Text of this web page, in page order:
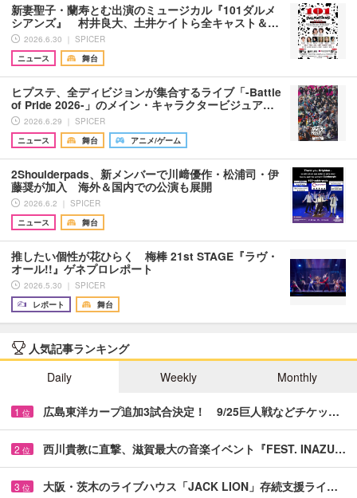
新妻聖子・蘭寿とむ出演のミュージカル『101ダルメ
シアンズ』 村井良大、土井ケイトら全キャスト＆…
2026.6.30 ｜ SPICER
ニュース
舞台
ヒプステ、全ディビジョンが集合するライブ「-Battle
of Pride 2026-」のメイン・キャラクタービジュア…
2026.6.29 ｜ SPICER
ニュース
舞台 アニメ/ゲーム
2Shoulderpads、新メンバーで川﨑優作・松浦司・伊
藤奨が加入 海外＆国内での公演も展開
2026.6.2 ｜ SPICER
ニュース
舞台
推したい個性が花ひらく 梅棒 21st STAGE『ラヴ・
オール!!』ゲネプロレポート
2026.5.30 ｜ SPICER
レポート
舞台
人気記事ランキング
Daily
Weekly Monthly
1 位 広島東洋カープ追加3試合決定！ 9/25巨人戦などチケッ…
2 位 西川貴教に直撃、滋賀最大の音楽イベント『FEST. INAZU…
3 位 大阪・茨木のライブハウス「JACK LION」存続支援ライ…